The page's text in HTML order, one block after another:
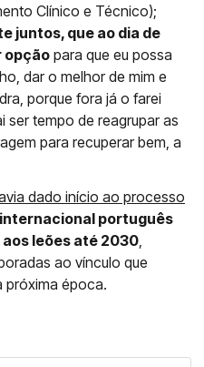
Clínico e Técnico);
juntos, que ao dia de
opção para que eu possa
dar o melhor de mim e
porque fora já o farei
tempo de reagrupar as
para recuperar bem, a
dado início ao processo
português
leões até 2030
ao vínculo que
próxima época.